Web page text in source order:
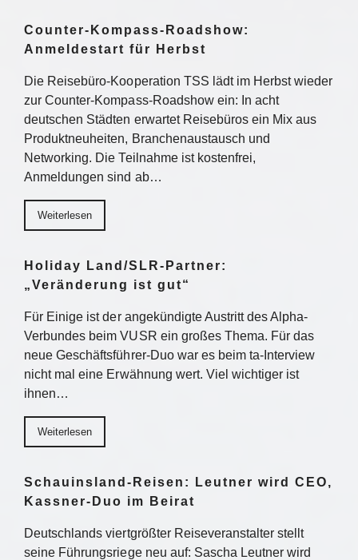
Counter-Kompass-Roadshow:
Anmeldestart für Herbst
Die Reisebüro-Kooperation TSS lädt im Herbst wieder
zur Counter-Kompass-Roadshow ein: In acht
deutschen Städten erwartet Reisebüros ein Mix aus
Produktneuheiten, Branchenaustausch und
Networking. Die Teilnahme ist kostenfrei,
Anmeldungen sind ab…
Weiterlesen
Holiday Land/SLR-Partner:
„Veränderung ist gut“
Für Einige ist der angekündigte Austritt des Alpha-
Verbundes beim VUSR ein großes Thema. Für das
neue Geschäftsführer-Duo war es beim ta-Interview
nicht mal eine Erwähnung wert. Viel wichtiger ist
ihnen…
Weiterlesen
Schauinsland-Reisen: Leutner wird CEO,
Kassner-Duo im Beirat
Deutschlands viertgrößter Reiseveranstalter stellt
seine Führungsriege neu auf: Sascha Leutner wird